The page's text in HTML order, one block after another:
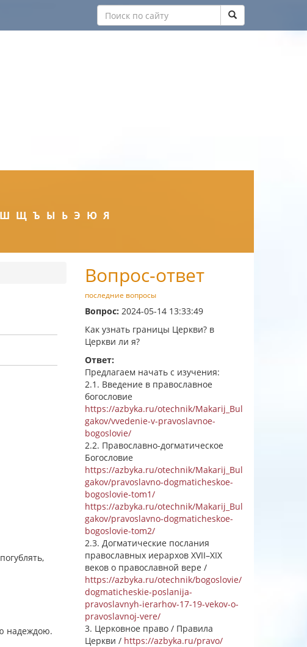
Ш Щ Ъ Ы Ь Э Ю Я
надеждою.
Вопрос-ответ
последние вопросы
Вопрос: 2024-05-14 13:33:49
Как узнать границы Церкви? в
Церкви ли я?
Ответ:
Предлагаем начать с изучения:
2.1. Введение в православное
богословие
https://azbyka.ru/otechnik/Makarij_Bul
gakov/vvedenie-v-pravoslavnoe-
bogoslovie/
2.2. Православно-догматическое
Богословие
https://azbyka.ru/otechnik/Makarij_Bul
gakov/pravoslavno-dogmaticheskoe-
bogoslovie-tom1/
https://azbyka.ru/otechnik/Makarij_Bul
gakov/pravoslavno-dogmaticheskoe-
bogoslovie-tom2/
2.3. Догматические послания
православных иерархов XVII–XIX
веков о православной вере /
https://azbyka.ru/otechnik/bogoslovie/
dogmaticheskie-poslanija-
pravoslavnyh-ierarhov-17-19-vekov-o-
pravoslavnoj-vere/
3. Церковное право / Правила
Церкви / https://azbyka.ru/pravo/